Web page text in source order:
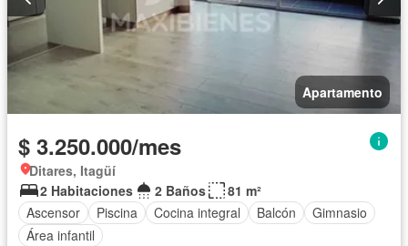
Apartamento
$ 3.250.000/mes
Ditares, Itagüí
2 Habitaciones
2 Baños
81 m²
Ascensor
Piscina Cocina integral Balcón
Gimnasio
Área infantil